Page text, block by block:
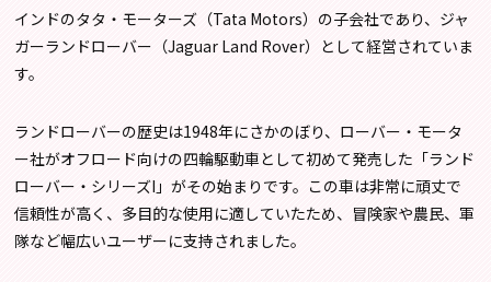
インドのタタ・モーターズ（Tata Motors）の子会社であり、ジャ
ガーランドローバー（Jaguar Land Rover）として経営されていま
す。
ランドローバーの歴史は1948年にさかのぼり、ローバー・モータ
ー社がオフロード向けの四輪駆動車として初めて発売した「ランド
ローバー・シリーズI」がその始まりです。この車は非常に頑丈で
信頼性が高く、多目的な使用に適していたため、冒険家や農民、軍
隊など幅広いユーザーに支持されました。